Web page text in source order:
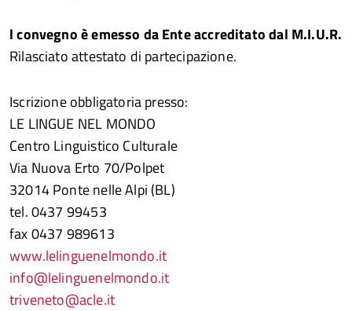
l convegno è emesso da Ente accreditato dal M.I.U.R.
Rilasciato attestato di partecipazione.
Iscrizione obbligatoria presso:
LE LINGUE NEL MONDO
Centro Linguistico Culturale
Via Nuova Erto 70/Polpet
32014 Ponte nelle Alpi (BL)
tel. 0437 99453
fax 0437 989613
www.lelinguenelmondo.it
info@lelinguenelmondo.it
triveneto@acle.it